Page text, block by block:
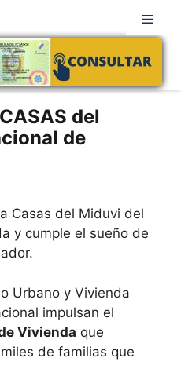
del
de
Casas del Miduvi del
y cumple el sueño de
Urbano y Vivienda
impulsan el
Vivienda que
de familias que